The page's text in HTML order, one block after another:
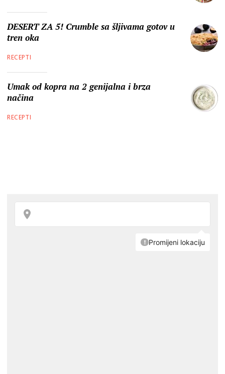
DESERT ZA 5! Crumble sa šljivama gotov u
tren oka
RECEPTI
Umak od kopra na 2 genijalna i brza
načina
RECEPTI